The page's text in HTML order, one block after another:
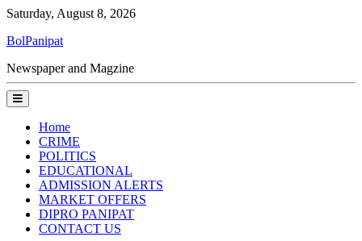
Saturday, August 8, 2026
BolPanipat
Newspaper and Magzine
Home
CRIME
POLITICS
EDUCATIONAL
ADMISSION ALERTS
MARKET OFFERS
DIPRO PANIPAT
CONTACT US